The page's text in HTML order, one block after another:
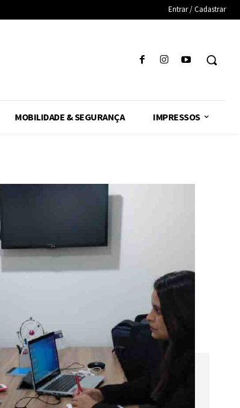
Entrar / Cadastrar
MOBILIDADE & SEGURANÇA IMPRESSOS